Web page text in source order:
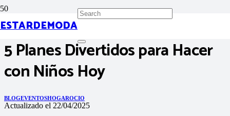
ESTARDEMODA
5 Planes Divertidos para Hacer
con Niños Hoy
BLOGEVENTOSHOGAROCIO
Actualizado el 22/04/2025